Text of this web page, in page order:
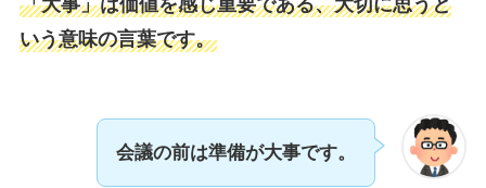
いう意味の言葉です。
会議の前は準備が大事です。